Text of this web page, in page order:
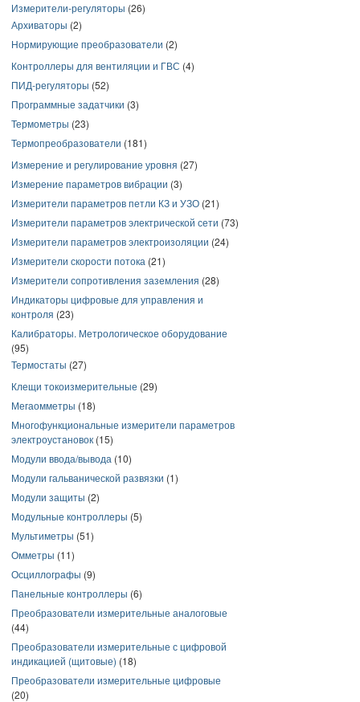
Измерители-регуляторы (26)
Архиваторы (2)
Нормирующие преобразователи (2)
Контроллеры для вентиляции и ГВС (4)
ПИД-регуляторы (52)
Программные задатчики (3)
Термометры (23)
Термопреобразователи (181)
Измерение и регулирование уровня (27)
Измерение параметров вибрации (3)
Измерители параметров петли КЗ и УЗО (21)
Измерители параметров электрической сети (73)
Измерители параметров электроизоляции (24)
Измерители скорости потока (21)
Измерители сопротивления заземления (28)
Индикаторы цифровые для управления и
контроля (23)
Калибраторы. Метрологическое оборудование
(95)
Термостаты (27)
Клещи токоизмерительные (29)
Мегаомметры (18)
Многофункциональные измерители параметров
электроустановок (15)
Модули ввода/вывода (10)
Модули гальванической развязки (1)
Модули защиты (2)
Модульные контроллеры (5)
Мультиметры (51)
Омметры (11)
Осциллографы (9)
Панельные контроллеры (6)
Преобразователи измерительные аналоговые
(44)
Преобразователи измерительные с цифровой
индикацией (щитовые) (18)
Преобразователи измерительные цифровые
(20)